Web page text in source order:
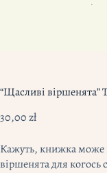
“Щасливі віршенята”
30,00zł
Кажуть, книжка може
віршенята для